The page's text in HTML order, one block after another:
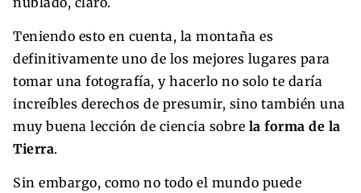
Teniendo esto en cuenta, la montaña es
definitivamente uno de los mejores lugares para
tomar una fotografía, y hacerlo no solo te daría
increíbles derechos de presumir, sino también una
muy buena lección de ciencia sobre la forma de la
Tierra.
Sin embargo, como no todo el mundo puede